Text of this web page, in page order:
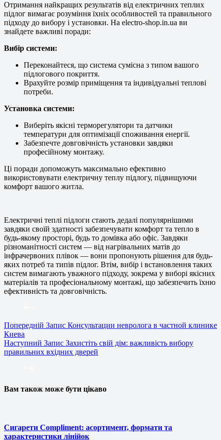
Отримання найкращих результатів від електричних теплих
підлог вимагає розуміння їхніх особливостей та правильного
підходу до вибору і установки. На electro-shop.in.ua ви
знайдете важливі поради:
Вибір системи:
Переконайтеся, що система сумісна з типом вашого
підлогового покриття.
Врахуйте розмір приміщення та індивідуальні теплові
потреби.
Установка системи:
Виберіть якісні терморегулятори та датчики
температури для оптимізації споживання енергії.
Забезпечте довговічність установки завдяки
професійному монтажу.
Ці поради допоможуть максимально ефективно
використовувати електричну теплу підлогу, підвищуючи
комфорт вашого житла.
Електричні теплі підлоги стають дедалі популярнішими
завдяки своїй здатності забезпечувати комфорт та тепло в
будь-якому просторі, будь то домівка або офіс. Завдяки
різноманітності систем — від нагрівальних матів до
інфрачервоних плівок — вони пропонують рішення для будь-
яких потреб та типів підлог. Втім, вибір і встановлення таких
систем вимагають уважного підходу, зокрема у виборі якісних
матеріалів та професіональному монтажі, що забезпечить їхню
ефективність та довговічність.
Попередній Запис Консультации невролога в частной клинике
Киева
Наступний Запис Захистіть свій дім: важливість вибору
правильних вхідних дверей
Вам також може бути цікаво
Сигарети Compliment: асортимент, формати та
характеристики лінійок